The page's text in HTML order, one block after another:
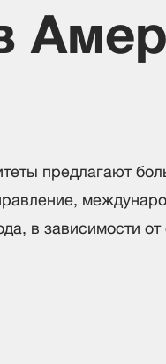
предлагают
в зависимости от